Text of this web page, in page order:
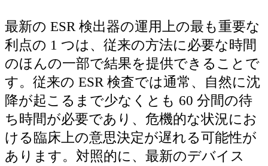
最新の ESR 検出器の運用上の最も重要な
利点の 1 つは、従来の方法に必要な時間
のほんの一部で結果を提供できることで
す。従来の ESR 検査では通常、自然に沈
降が起こるまで少なくとも 60 分間の待
ち時間が必要であり、危機的な状況にお
ける臨床上の意思決定が遅れる可能性が
あります。対照的に、最新のデバイス